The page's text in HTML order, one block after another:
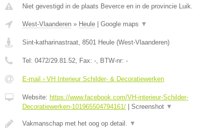
Niet gevestigd in de plaats Beverce en in de provincie Luik.
West-Vlaanderen » Heule Google maps ▼
Sint-katharinastraat, 8501 Heule (West-Vlaanderen)
Tel: 0472/29.81.52, Fax: -, BTW-nr: -
E-mail › VH Interieur Schilder- & Decoratiewerken
Website: https://www.facebook.com/VH-interieur-Schilder-
Decoratiewerken-101965504794161/
Screenshot ▼
Vakmanschap met het oog op detail. ▼